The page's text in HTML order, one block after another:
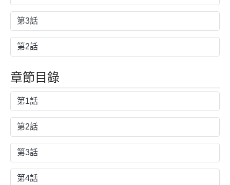
第3話
第2話
章節目錄
第1話
第2話
第3話
第4話